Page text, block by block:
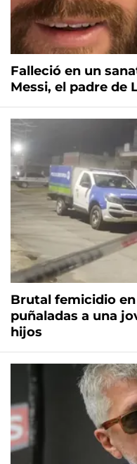
Falleció en un
Messi, el padre de
Brutal femicidio
puñaladas a una
hijos